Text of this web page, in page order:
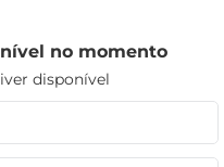
no momento
disponível